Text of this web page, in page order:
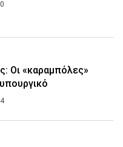
Οι «καραμπόλες»